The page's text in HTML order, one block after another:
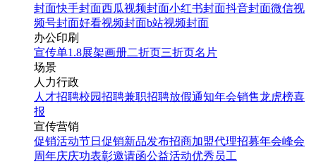
封面快手封面西瓜视频封面小红书封面抖音封面微信视
频号封面好看视频封面b站视频封面
办公印刷
宣传单1.8展架画册二折页三折页名片
场景
人力行政
人才招聘校园招聘兼职招聘放假通知年会销售龙虎榜喜
报
宣传营销
促销活动节日促销新品发布招商加盟代理招募年会峰会
周年庆庆功表彰邀请函公益活动优秀员工